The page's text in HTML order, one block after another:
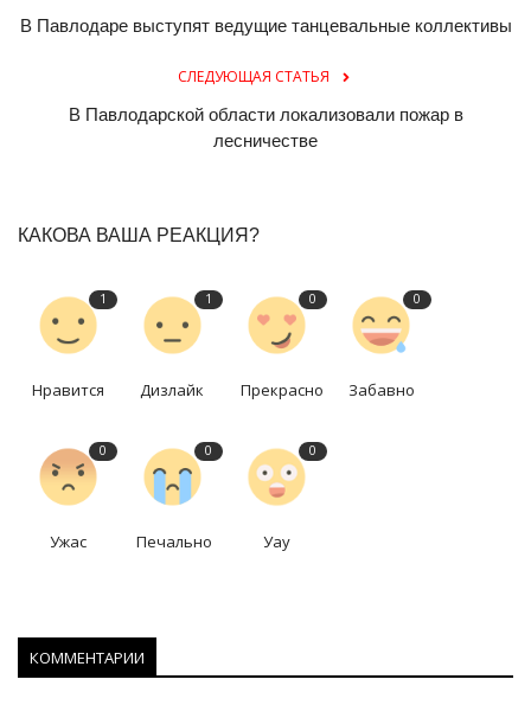
В Павлодаре выступят ведущие танцевальные коллективы
СЛЕДУЮЩАЯ СТАТЬЯ
В Павлодарской области локализовали пожар в
лесничестве
КАКОВА ВАША РЕАКЦИЯ?
1
Нравится
1
Дизлайк
0
Прекрасно
0
Забавно
0
Ужас
0
Печально
0
Уау
КОММЕНТАРИИ